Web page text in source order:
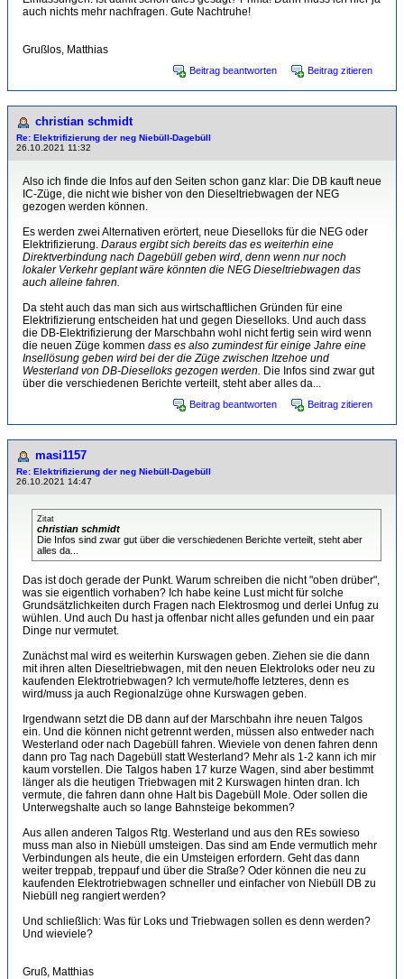
auch nichts mehr nachfragen. Gute Nachtruhe!
Grußlos, Matthias
Beitrag beantworten Beitrag zitieren
christian schmidt
Re: Elektrifizierung der neg Niebüll-Dagebüll
26.10.2021 11:32
Also ich finde die Infos auf den Seiten schon ganz klar: Die DB kauft neue
IC-Züge, die nicht wie bisher von den Dieseltriebwagen der NEG
gezogen werden können.
Es werden zwei Alternativen erörtert, neue Dieselloks für die NEG oder
Elektrifizierung. Daraus ergibt sich bereits das es weiterhin eine
Direktverbindung nach Dagebüll geben wird, denn wenn nur noch
lokaler Verkehr geplant wäre könnten die NEG Dieseltriebwagen das
auch alleine fahren.
Da steht auch das man sich aus wirtschaftlichen Gründen für eine
Elektrifizierung entscheiden hat und gegen Dieselloks. Und auch dass
die DB-Elektrifizierung der Marschbahn wohl nicht fertig sein wird wenn
die neuen Züge kommen dass es also zumindest für einige Jahre eine
Insellösung geben wird bei der die Züge zwischen Itzehoe und
Westerland von DB-Dieselloks gezogen werden. Die Infos sind zwar gut
über die verschiedenen Berichte verteilt, steht aber alles da...
Beitrag beantworten Beitrag zitieren
masi1157
Re: Elektrifizierung der neg Niebüll-Dagebüll
26.10.2021 14:47
Zitat
christian schmidt
Die Infos sind zwar gut über die verschiedenen Berichte verteilt, steht aber
alles da...
Das ist doch gerade der Punkt. Warum schreiben die nicht "oben drüber",
was sie eigentlich vorhaben? Ich habe keine Lust micht für solche
Grundsätzlichkeiten durch Fragen nach Elektrosmog und derlei Unfug zu
wühlen. Und auch Du hast ja offenbar nicht alles gefunden und ein paar
Dinge nur vermutet.
Zunächst mal wird es weiterhin Kurswagen geben. Ziehen sie die dann
mit ihren alten Dieseltriebwagen, mit den neuen Elektroloks oder neu zu
kaufenden Elektrotriebwagen? Ich vermute/hoffe letzteres, denn es
wird/muss ja auch Regionalzüge ohne Kurswagen geben.
Irgendwann setzt die DB dann auf der Marschbahn ihre neuen Talgos
ein. Und die können nicht getrennt werden, müssen also entweder nach
Westerland oder nach Dagebüll fahren. Wieviele von denen fahren denn
dann pro Tag nach Dagebüll statt Westerland? Mehr als 1-2 kann ich mir
kaum vorstellen. Die Talgos haben 17 kurze Wagen, sind aber bestimmt
länger als die heutigen Triebwagen mit 2 Kurswagen hinten dran. Ich
vermute, die fahren dann ohne Halt bis Dagebüll Mole. Oder sollen die
Unterwegshalte auch so lange Bahnsteige bekommen?
Aus allen anderen Talgos Rtg. Westerland und aus den REs sowieso
muss man also in Niebüll umsteigen. Das sind am Ende vermutlich mehr
Verbindungen als heute, die ein Umsteigen erfordern. Geht das dann
weiter treppab, treppauf und über die Straße? Oder können die neu zu
kaufenden Elektrotriebwagen schneller und einfacher von Niebüll DB zu
Niebüll neg rangiert werden?
Und schließlich: Was für Loks und Triebwagen sollen es denn werden?
Und wieviele?
Gruß, Matthias